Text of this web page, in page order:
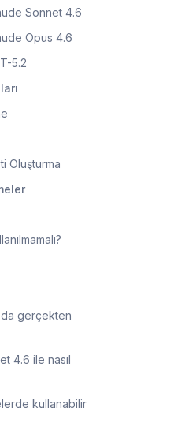
Sonnet 4.6
Opus 4.6
5.2
Oluşturma
gerçekten
4.6 ile nasıl
kullanabilir